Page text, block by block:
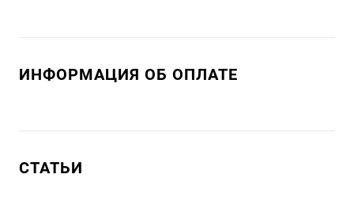
ИНФОРМАЦИЯ ОБ ОПЛАТЕ
СТАТЬИ